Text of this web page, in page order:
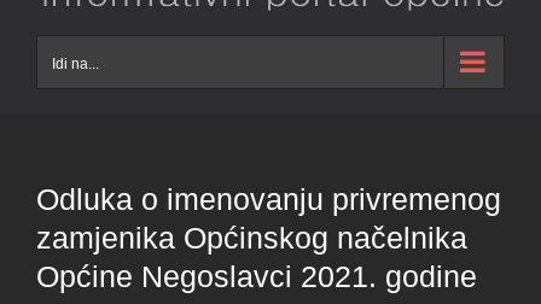
Idi na...
Odluka o imenovanju privremenog
zamjenika Općinskog načelnika
Općine Negoslavci 2021. godine